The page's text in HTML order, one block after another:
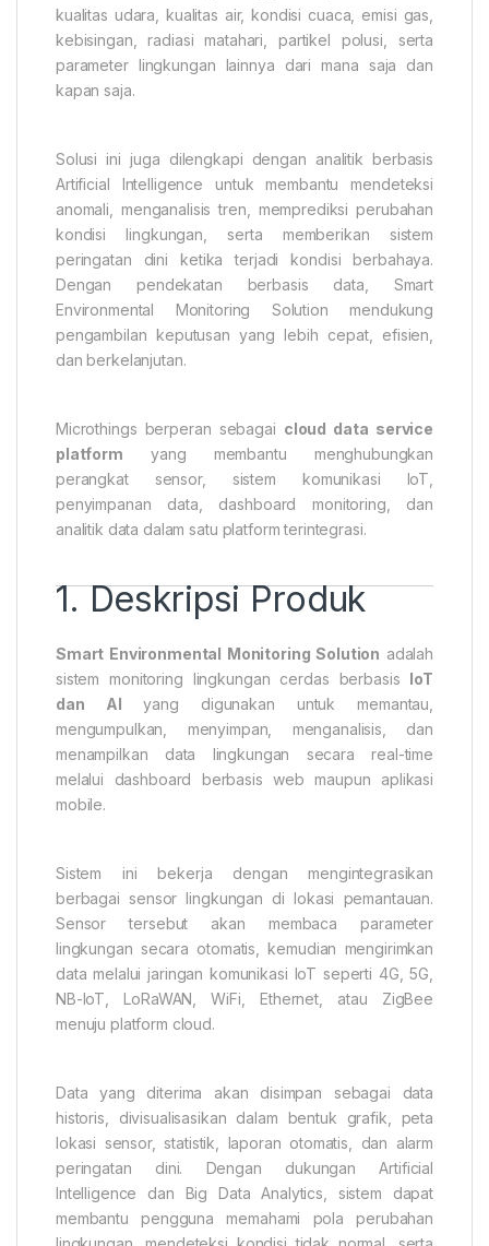
kualitas udara, kualitas air, kondisi cuaca, emisi gas,
kebisingan, radiasi matahari, partikel polusi, serta
parameter lingkungan lainnya dari mana saja dan
kapan saja.
Solusi ini juga dilengkapi dengan analitik berbasis
Artificial Intelligence untuk membantu mendeteksi
anomali, menganalisis tren, memprediksi perubahan
kondisi lingkungan, serta memberikan sistem
peringatan dini ketika terjadi kondisi berbahaya.
Dengan pendekatan berbasis data, Smart
Environmental Monitoring Solution mendukung
pengambilan keputusan yang lebih cepat, efisien,
dan berkelanjutan.
Microthings berperan sebagai cloud data service
platform yang membantu menghubungkan
perangkat sensor, sistem komunikasi IoT,
penyimpanan data, dashboard monitoring, dan
analitik data dalam satu platform terintegrasi.
1. Deskripsi Produk
Smart Environmental Monitoring Solution adalah
sistem monitoring lingkungan cerdas berbasis IoT
dan AI yang digunakan untuk memantau,
mengumpulkan, menyimpan, menganalisis, dan
menampilkan data lingkungan secara real-time
melalui dashboard berbasis web maupun aplikasi
mobile.
Sistem ini bekerja dengan mengintegrasikan
berbagai sensor lingkungan di lokasi pemantauan.
Sensor tersebut akan membaca parameter
lingkungan secara otomatis, kemudian mengirimkan
data melalui jaringan komunikasi IoT seperti 4G, 5G,
NB-IoT, LoRaWAN, WiFi, Ethernet, atau ZigBee
menuju platform cloud.
Data yang diterima akan disimpan sebagai data
historis, divisualisasikan dalam bentuk grafik, peta
lokasi sensor, statistik, laporan otomatis, dan alarm
peringatan dini. Dengan dukungan Artificial
Intelligence dan Big Data Analytics, sistem dapat
membantu pengguna memahami pola perubahan